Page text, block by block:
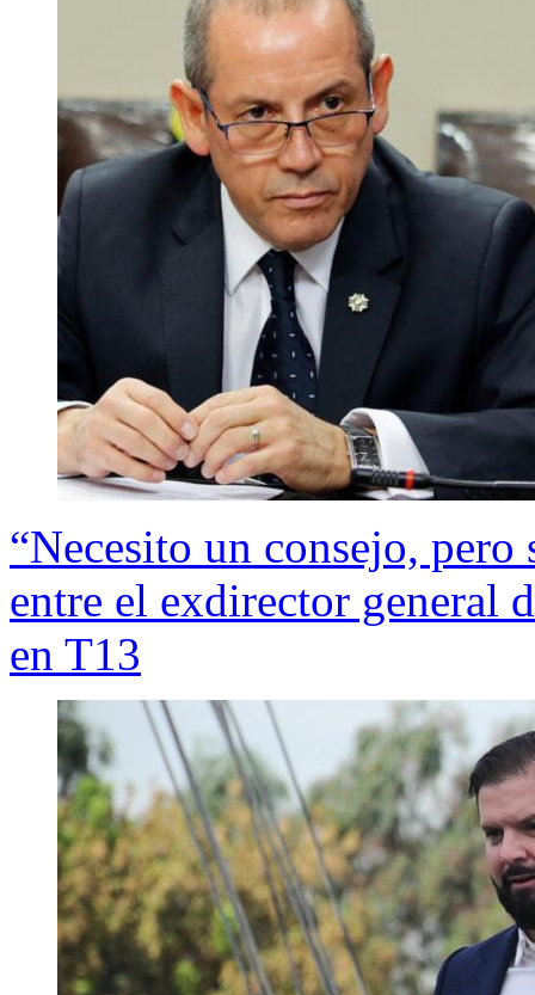
“Necesito un consejo,
entre el exdirector general
en T13